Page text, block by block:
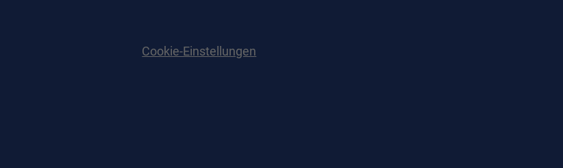
Cookie-Einstellungen